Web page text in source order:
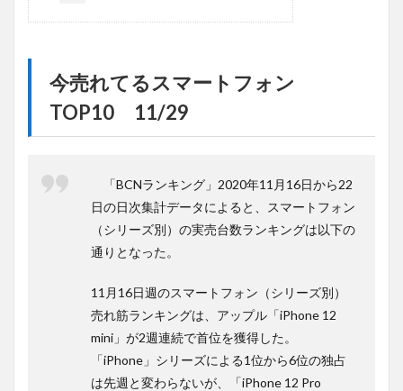
今売れてるスマートフォン
TOP10 11/29
「BCNランキング」2020年11月16日から22
日の日次集計データによると、スマートフォン
（シリーズ別）の実売台数ランキングは以下の
通りとなった。
11月16日週のスマートフォン（シリーズ別）
売れ筋ランキングは、アップル「iPhone 12
mini」が2週連続で首位を獲得した。
「iPhone」シリーズによる1位から6位の独占
は先週と変わらないが、「iPhone 12 Pro